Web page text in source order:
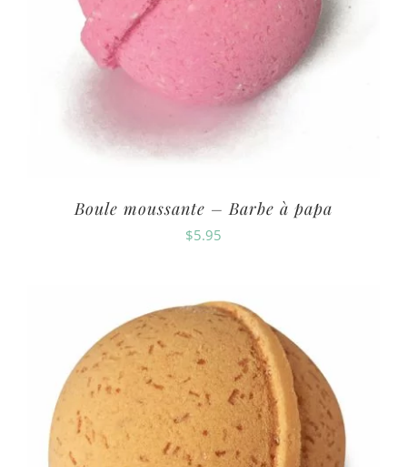
Boule moussante – Barbe à papa
$5.95